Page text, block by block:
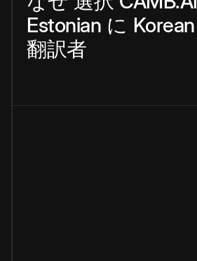
Estonian に Korean
翻訳者